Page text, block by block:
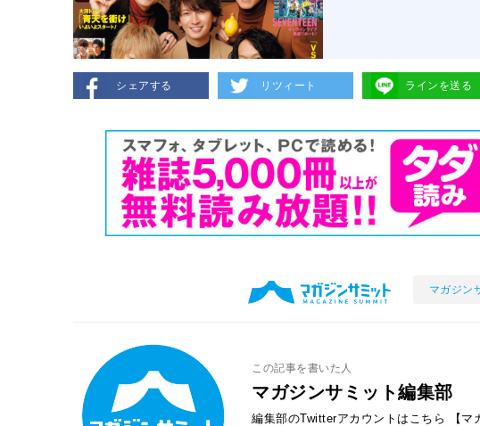
シェアする リツィート ラインを送る
マガジン
この記事を書いた人
マガジンサミット編集部
編集部のTwitterアカウントはこちら 【